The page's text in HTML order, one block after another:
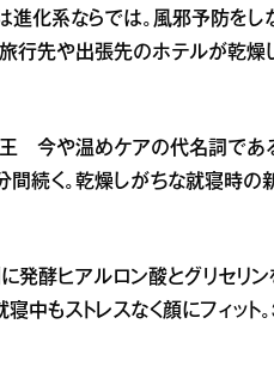
化系ならでは。風邪予防をし
行先や出張先のホテルが乾燥
今や温めケアの代名詞である
続く。乾燥しがちな就寝時の
酵ヒアルロン酸とグリセリ
中もストレスなく顔にフィット